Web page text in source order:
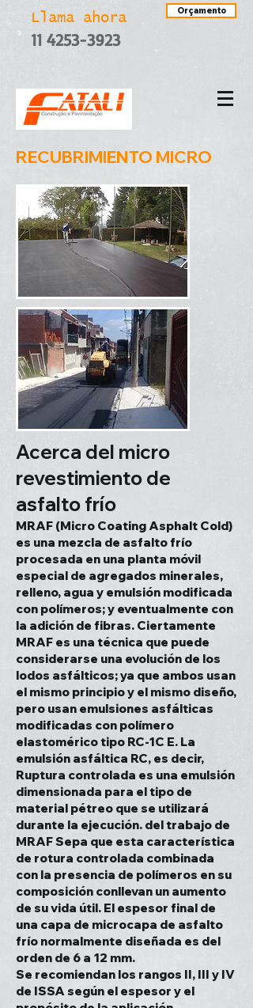
Llama ahora
11 4253-3923
Orçamento
RECUBRIMIENTO MICRO
Acerca del micro
revestimiento de
asfalto frío
MRAF (Micro Coating Asphalt Cold)
es una mezcla de asfalto frío
procesada en una planta móvil
especial de agregados minerales,
relleno, agua y emulsión modificada
con polímeros; y eventualmente con
la adición de fibras. Ciertamente
MRAF es una técnica que puede
considerarse una evolución de los
lodos asfálticos; ya que ambos usan
el mismo principio y el mismo diseño,
pero usan emulsiones asfálticas
modificadas con polímero
elastomérico tipo RC-1C E. La
emulsión asfáltica RC, es decir,
Ruptura controlada es una emulsión
dimensionada para el tipo de
material pétreo que se utilizará
durante la ejecución. del trabajo de
MRAF Sepa que esta característica
de rotura controlada combinada
con la presencia de polímeros en su
composición conllevan un aumento
de su vida útil. El espesor final de
una capa de microcapa de asfalto
frío normalmente diseñada es del
orden de 6 a 12 mm.
Se recomiendan los rangos II, III y IV
de ISSA según el espesor y el